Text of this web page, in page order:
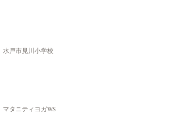
水戸市見川小学校
マタニティヨガWS